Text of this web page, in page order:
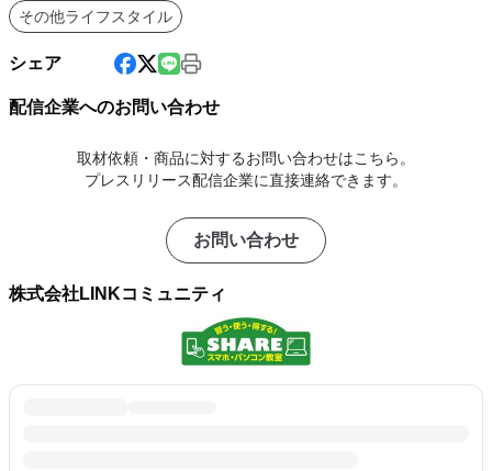
その他ライフスタイル
シェア
配信企業へのお問い合わせ
取材依頼・商品に対するお問い合わせはこちら。
プレスリリース配信企業に直接連絡できます。
お問い合わせ
株式会社LINKコミュニティ